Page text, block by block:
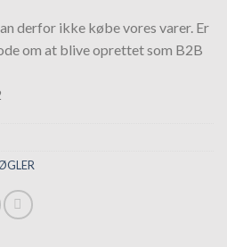
derfor ikke købe vores varer. Er
om at blive oprettet som B2B